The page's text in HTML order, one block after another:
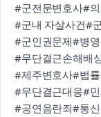
#군전문변호사#
#군내 자살사건#
#군인권문제#병
#무단결근손해배
#제주변호사#법
#무단결근대응#
#공연음란죄#통